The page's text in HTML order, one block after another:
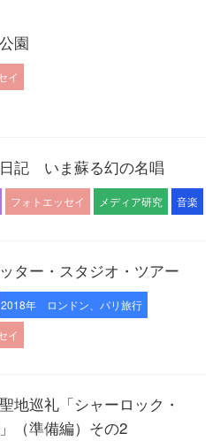
園
イ
記 いま蘇る幻の名唱
フォトエッセイ メディア研究 音楽
ター・スタジオ・ツアー
2018年 ロンドン、パリ旅行
イ
地巡礼「シャーロック・
（準備編）その2